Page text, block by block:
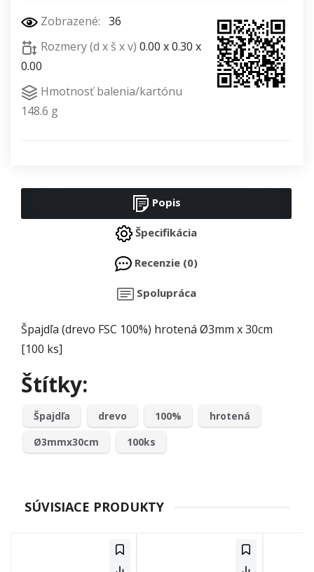
Zobrazené: 36
Rozmery (d x š x v) 0.00 x 0.30 x
0.00
Hmotnosť balenia/kartónu
148.6 g
Popis
Špecifikácia
Recenzie (0)
Spolupráca
Špajdľa (drevo FSC 100%) hrotená Ø3mm x 30cm
[100 ks]
Štítky:
Špajdľa drevo 100%
hrotená
Ø3mmx30cm
100ks
SÚVISIACE PRODUKTY